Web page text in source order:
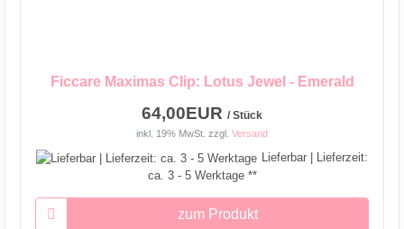
Ficcare Maximas Clip: Lotus Jewel - Emerald
64,00EUR / Stück
inkl. 19% MwSt. zzgl. Versand
Lieferbar | Lieferzeit:
ca. 3 - 5 Werktage **
zum Produkt